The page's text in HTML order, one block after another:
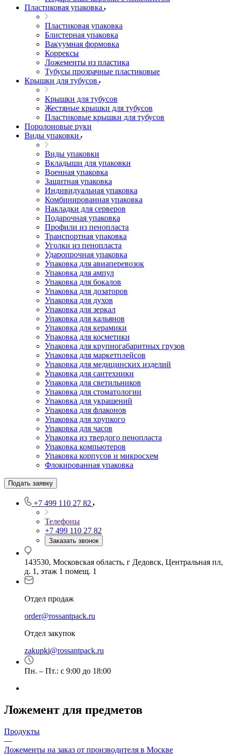
Пластиковая упаковка
Пластиковая упаковка
Блистерная упаковка
Вакуумная формовка
Коррексы
Ложементы из пластика
Тубусы прозрачные пластиковые
Крышки для тубусов
Крышки для тубусов
Жестяные крышки для тубусов
Пластиковые крышки для тубусов
Поролоновые руки
Виды упаковки
Виды упаковки
Вкладыши для упаковки
Военная упаковка
Защитная упаковка
Индивидуальная упаковка
Комбинированная упаковка
Накладки для серверов
Подарочная упаковка
Профили из пенопласта
Транспортная упаковка
Уголки из пенопласта
Ударопрочная упаковка
Упаковка для авиаперевозок
Упаковка для ампул
Упаковка для бокалов
Упаковка для дозаторов
Упаковка для духов
Упаковка для зеркал
Упаковка для кальянов
Упаковка для керамики
Упаковка для косметики
Упаковка для крупногабаритных грузов
Упаковка для маркетплейсов
Упаковка для медицинских изделий
Упаковка для сантехники
Упаковка для светильников
Упаковка для стоматологии
Упаковка для украшений
Упаковка для флаконов
Упаковка для хрупкого
Упаковка для часов
Упаковка из твердого пенопласта
Упаковка компьютеров
Упаковка корпусов и микросхем
Флокированная упаковка
Подать заявку
+7 499 110 27 82
Телефоны
+7 499 110 27 82
Заказать звонок
143530, Московская область, г Дедовск, Центральная пл,
д. 1, этаж 1 помещ. 1
Отдел продаж
order@rossantpack.ru
Отдел закупок
zakupki@rossantpack.ru
Пн. – Пт.: с 9:00 до 18:00
Ложемент для предметов
Продукты
—
Ложементы на заказ от производителя в Москве